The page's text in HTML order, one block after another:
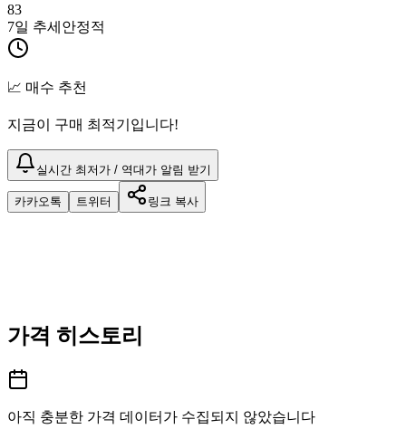
83
7일 추세 안정적
📈 매수 추천
지금이 구매 최적기입니다!
실시간 최저가 / 역대가 알림 받기
카카오톡 트위터 링크 복사
가격 히스토리
아직 충분한 가격 데이터가 수집되지 않았습니다